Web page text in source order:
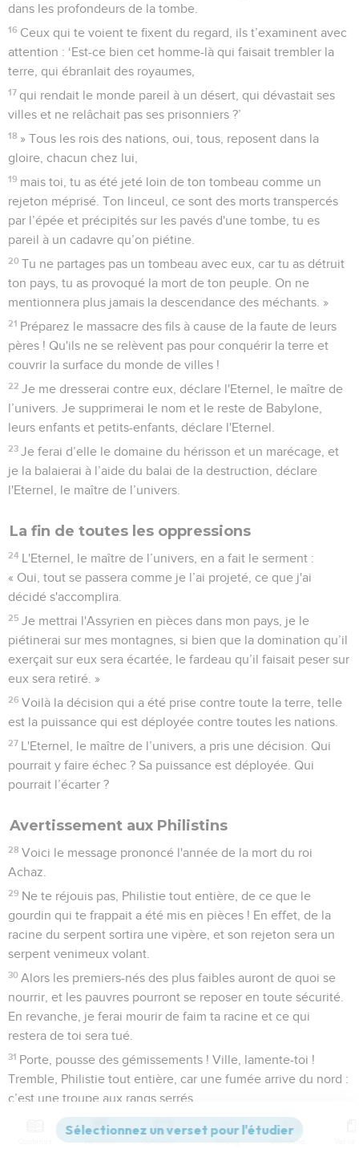
dans les profondeurs de la tombe.
16 Ceux qui te voient te fixent du regard, ils t’examinent avec
attention : ‘Est-ce bien cet homme-là qui faisait trembler la
terre, qui ébranlait des royaumes,
17 qui rendait le monde pareil à un désert, qui dévastait ses
villes et ne relâchait pas ses prisonniers ?’
18 » Tous les rois des nations, oui, tous, reposent dans la
gloire, chacun chez lui,
19 mais toi, tu as été jeté loin de ton tombeau comme un
rejeton méprisé. Ton linceul, ce sont des morts transpercés
par l’épée et précipités sur les pavés d'une tombe, tu es
pareil à un cadavre qu’on piétine.
20 Tu ne partages pas un tombeau avec eux, car tu as détruit
ton pays, tu as provoqué la mort de ton peuple. On ne
mentionnera plus jamais la descendance des méchants. »
21 Préparez le massacre des fils à cause de la faute de leurs
pères ! Qu'ils ne se relèvent pas pour conquérir la terre et
couvrir la surface du monde de villes !
22 Je me dresserai contre eux, déclare l'Eternel, le maître de
l’univers. Je supprimerai le nom et le reste de Babylone,
leurs enfants et petits-enfants, déclare l'Eternel.
23 Je ferai d’elle le domaine du hérisson et un marécage, et
je la balaierai à l’aide du balai de la destruction, déclare
l'Eternel, le maître de l’univers.
La fin de toutes les oppressions
24 L'Eternel, le maître de l’univers, en a fait le serment :
« Oui, tout se passera comme je l’ai projeté, ce que j'ai
décidé s'accomplira.
25 Je mettrai l'Assyrien en pièces dans mon pays, je le
piétinerai sur mes montagnes, si bien que la domination qu’il
exerçait sur eux sera écartée, le fardeau qu’il faisait peser sur
eux sera retiré. »
26 Voilà la décision qui a été prise contre toute la terre, telle
est la puissance qui est déployée contre toutes les nations.
27 L'Eternel, le maître de l’univers, a pris une décision. Qui
pourrait y faire échec ? Sa puissance est déployée. Qui
pourrait l’écarter ?
Avertissement aux Philistins
28 Voici le message prononcé l'année de la mort du roi
Achaz.
29 Ne te réjouis pas, Philistie tout entière, de ce que le
gourdin qui te frappait a été mis en pièces ! En effet, de la
racine du serpent sortira une vipère, et son rejeton sera un
serpent venimeux volant.
30 Alors les premiers-nés des plus faibles auront de quoi se
nourrir, et les pauvres pourront se reposer en toute sécurité.
En revanche, je ferai mourir de faim ta racine et ce qui
restera de toi sera tué.
31 Porte, pousse des gémissements ! Ville, lamente-toi !
Tremble, Philistie tout entière, car une fumée arrive du nord :
c’est une troupe aux rangs serrés.
Que répondra-t-on aux messagers de la nation ? Que c’est
l'Eternel qui a fondé Sion et que les malheureux de son
Versions Commentaires Strong